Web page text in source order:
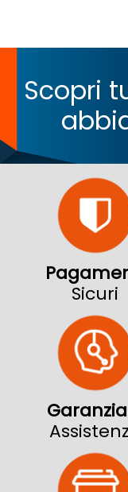
Scopri
Sicuri
Garanzia